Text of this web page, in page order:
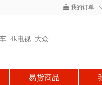
我的订单
易货商品